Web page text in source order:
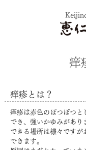
痒
​痒疹とは？
痒疹は赤色のぽつぽつと
でき、強いかゆみがあり
できる場所は様々ですが
できます。